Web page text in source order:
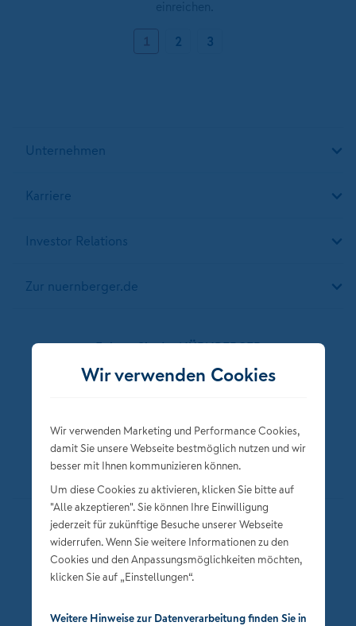
1
2 3
Unternehmen
Karriere
Investor Relations
Zur nuernberger.de
Folgen Sie der NÜRNBERGER
Datenschutz
Impressum
Privatsphäre-Einstellungen
Wir verwenden Cookies
Wir verwenden Marketing und Performance Cookies,
damit Sie unsere Webseite bestmöglich nutzen und wir
besser mit Ihnen kommunizieren können.
Um diese Cookies zu aktivieren, klicken Sie bitte auf
"Alle akzeptieren". Sie können Ihre Einwilligung
jederzeit für zukünftige Besuche unserer Webseite
widerrufen. Wenn Sie weitere Informationen zu den
Cookies und den Anpassungsmöglichkeiten möchten,
klicken Sie auf „Einstellungen“.
Weitere Hinweise zur Datenverarbeitung finden Sie in